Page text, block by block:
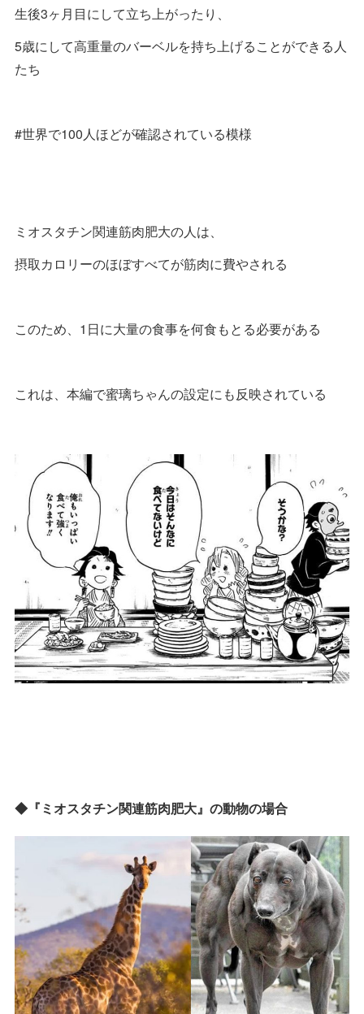
生後3ヶ月目にして立ち上がったり、
5歳にして高重量のバーベルを持ち上げることができる人
たち
#世界で100人ほどが確認されている模様
ミオスタチン関連筋肉肥大の人は、
摂取カロリーのほぼすべてが筋肉に費やされる
このため、1日に大量の食事を何食もとる必要がある
これは、本編で蜜璃ちゃんの設定にも反映されている
◆『ミオスタチン関連筋肉肥大』の動物の場合